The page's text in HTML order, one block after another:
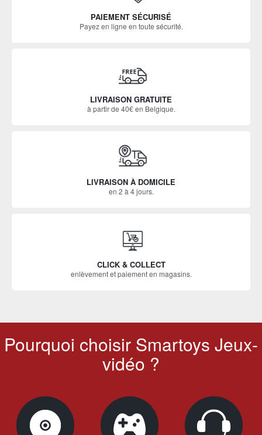
PAIEMENT SÉCURISÉ
Payez en ligne en toute sécurité.
LIVRAISON GRATUITE
à partir de 40€ en Belgique.
LIVRAISON À DOMICILE
en 2 à 4 jours.
CLICK & COLLECT
enlèvement et paiement en magasins.
Pourquoi choisir Smartoys Jeux-
vidéo ?